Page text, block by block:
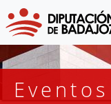
Eventos